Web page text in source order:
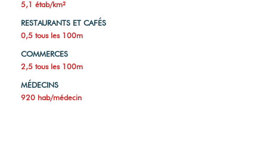
5,1 étab/km²
RESTAURANTS ET CAFÉS
0,5 tous les 100m
COMMERCES
2,5 tous les 100m
MÉDECINS
920 hab/médecin